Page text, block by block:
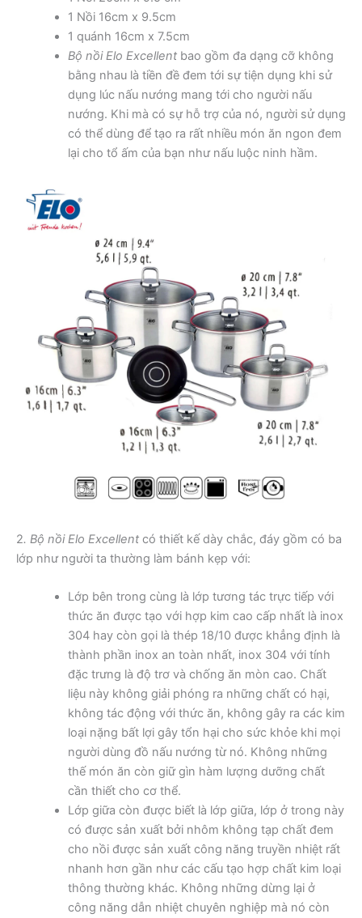
1 Nồi 16cm x 9.5cm
1 quánh 16cm x 7.5cm
Bộ nồi Elo Excellentbao gồm đa dạng cỡ không
bằng nhau là tiền đề đem tới sự tiện dụng khi sử
dụng lúc nấu nướng mang tới cho người nấu
nướng. Khi mà có sự hỗ trợ của nó, người sử dụng
có thể dùng để tạo ra rất nhiều món ăn ngon đem
lại cho tổ ấm của bạn như nấu luộc ninh hầm.
2. Bộ nồi Elo Excellent có thiết kế dày chắc, đáy gồm có ba
lớp như người ta thường làm bánh kẹp với:
Lớp bên trong cùng là lớp tương tác trực tiếp với
thức ăn được tạo với hợp kim cao cấp nhất là inox
304 hay còn gọi là thép 18/10 được khẳng định là
thành phần inox an toàn nhất, inox 304 với tính
đặc trưng là độ trơ và chống ăn mòn cao. Chất
liệu này không giải phóng ra những chất có hại,
không tác động với thức ăn, không gây ra các kim
loại nặng bất lợi gây tổn hại cho sức khỏe khi mọi
người dùng đồ nấu nướng từ nó. Không những
thế món ăn còn giữ gìn hàm lượng dưỡng chất
cần thiết cho cơ thể.
Lớp giữa còn được biết là lớp giữa, lớp ở trong này
có được sản xuất bởi nhôm không tạp chất đem
cho nồi được sản xuất công năng truyền nhiệt rất
nhanh hơn gần như các cấu tạo hợp chất kim loại
thông thường khác. Không những dừng lại ở
công năng dẫn nhiệt chuyên nghiệp mà nó còn